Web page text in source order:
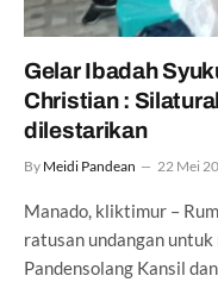
Gelar Ibadah
Christian :
dilestarikan
By Meidi Pandean 22 Mei
Manado, kliktimur –
ratusan undangan
Pandensolang Kansil